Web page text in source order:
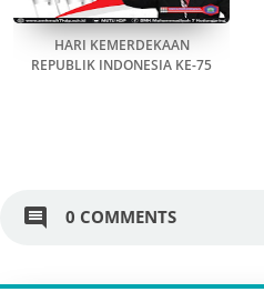
HARI KEMERDEKAAN
REPUBLIK INDONESIA KE-75
comment 0 COMMENTS